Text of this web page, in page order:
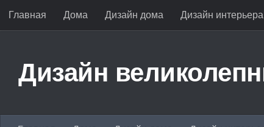
Перейти к содержимому
Главная Дома Дизайн дома Дизайн интерьера
Дизайн